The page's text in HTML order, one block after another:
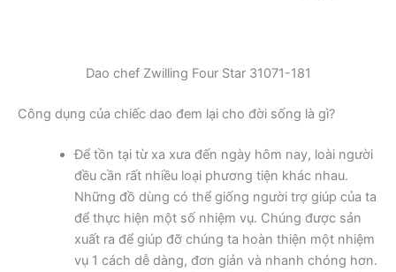
Dao chef Zwilling Four Star 31071-181
Công dụng của chiếc dao đem lại cho đời sống là gì?
Để tồn tại từ xa xưa đến ngày hôm nay, loài người
đều cần rất nhiều loại phương tiện khác nhau.
Những đồ dùng có thể giống người trợ giúp của ta
để thực hiện một số nhiệm vụ. Chúng được sản
xuất ra để giúp đỡ chúng ta hoàn thiện một nhiệm
vụ 1 cách dễ dàng, đơn giản và nhanh chóng hơn.